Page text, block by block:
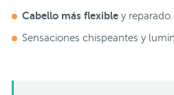
Cabello más flexible y reparado.
Sensaciones chispeantes y